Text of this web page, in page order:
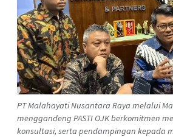
PT Malahayati Nusantara Raya melalui
menggandeng PASTI OJK berkomitmen
konsultasi, serta pendampingan kepada